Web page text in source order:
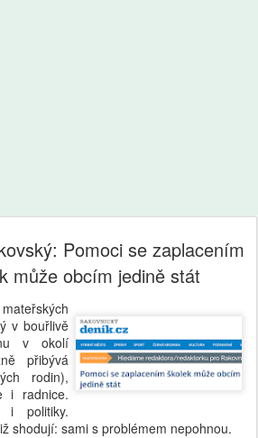
Pomoci se zaplacením
může obcím jedině stát
v bouřlivě
v okolí
přibývá
rodin),
i radnice.
i politiky.
shodují: sami s problémem nepohnou.